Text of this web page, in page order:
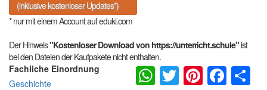
(inklusive kostenloser Updates*)
* nur mit einem Account auf eduki.com
Der Hinweis"Kostenloser Download von https://unterricht.schule"ist
bei den Dateien der Kaufpakete nicht enthalten.
Fachliche Einordnung
Geschichte
WhatsApp
Twitter